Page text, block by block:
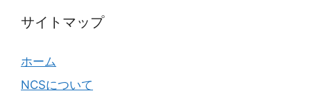
サイトマップ
ホーム
NCSについて